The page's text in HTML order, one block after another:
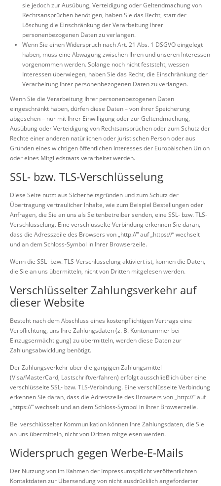
sie jedoch zur Ausübung, Verteidigung oder Geltendmachung von
Rechtsansprüchen benötigen, haben Sie das Recht, statt der
Löschung die Einschränkung der Verarbeitung Ihrer
personenbezogenen Daten zu verlangen.
Wenn Sie einen Widerspruch nach Art. 21 Abs. 1 DSGVO eingelegt
haben, muss eine Abwägung zwischen Ihren und unseren Interessen
vorgenommen werden. Solange noch nicht feststeht, wessen
Interessen überwiegen, haben Sie das Recht, die Einschränkung der
Verarbeitung Ihrer personenbezogenen Daten zu verlangen.
Wenn Sie die Verarbeitung Ihrer personenbezogenen Daten
eingeschränkt haben, dürfen diese Daten – von ihrer Speicherung
abgesehen – nur mit Ihrer Einwilligung oder zur Geltendmachung,
Ausübung oder Verteidigung von Rechtsansprüchen oder zum Schutz der
Rechte einer anderen natürlichen oder juristischen Person oder aus
Gründen eines wichtigen öffentlichen Interesses der Europäischen Union
oder eines Mitgliedstaats verarbeitet werden.
SSL- bzw. TLS-Verschlüsselung
Diese Seite nutzt aus Sicherheitsgründen und zum Schutz der
Übertragung vertraulicher Inhalte, wie zum Beispiel Bestellungen oder
Anfragen, die Sie an uns als Seitenbetreiber senden, eine SSL- bzw. TLS-
Verschlüsselung. Eine verschlüsselte Verbindung erkennen Sie daran,
dass die Adresszeile des Browsers von „http://“ auf „https://“ wechselt
und an dem Schloss-Symbol in Ihrer Browserzeile.
Wenn die SSL- bzw. TLS-Verschlüsselung aktiviert ist, können die Daten,
die Sie an uns übermitteln, nicht von Dritten mitgelesen werden.
Verschlüsselter Zahlungsverkehr auf
dieser Website
Besteht nach dem Abschluss eines kostenpflichtigen Vertrags eine
Verpflichtung, uns Ihre Zahlungsdaten (z. B. Kontonummer bei
Einzugsermächtigung) zu übermitteln, werden diese Daten zur
Zahlungsabwicklung benötigt.
Der Zahlungsverkehr über die gängigen Zahlungsmittel
(Visa/MasterCard, Lastschriftverfahren) erfolgt ausschließlich über eine
verschlüsselte SSL- bzw. TLS-Verbindung. Eine verschlüsselte Verbindung
erkennen Sie daran, dass die Adresszeile des Browsers von „http://“ auf
„https://“ wechselt und an dem Schloss-Symbol in Ihrer Browserzeile.
Bei verschlüsselter Kommunikation können Ihre Zahlungsdaten, die Sie
an uns übermitteln, nicht von Dritten mitgelesen werden.
Widerspruch gegen Werbe-E-Mails
Der Nutzung von im Rahmen der Impressumspflicht veröffentlichten
Kontaktdaten zur Übersendung von nicht ausdrücklich angeforderter